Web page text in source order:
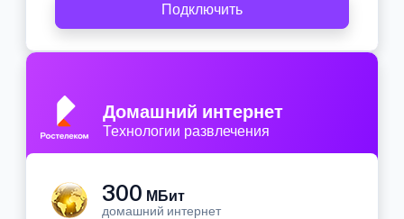
Подключить
Домашний интернет
Технологии развлечения
300 МБит
домашний интернет